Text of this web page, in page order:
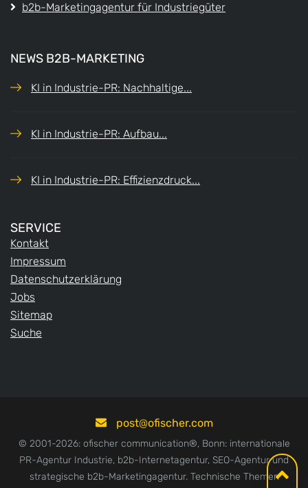
b2b-Marketingagentur für Industriegüter
NEWS B2B-MARKETING
KI in Industrie-PR: Nachhaltige...
KI in Industrie-PR: Aufbau...
KI in Industrie-PR: Effizienzdruck...
SERVICE
Kontakt
Impressum
Datenschutzerklärung
Jobs
Sitemap
Suche
post ofischer.com
© 2001-2026: ofischer communication®, Bonn: internationale
PR-Agentur Industrie, b2b-Internetagentur, SEO-Agentur und
strategische b2b-Marketingagentur. Technische Themen